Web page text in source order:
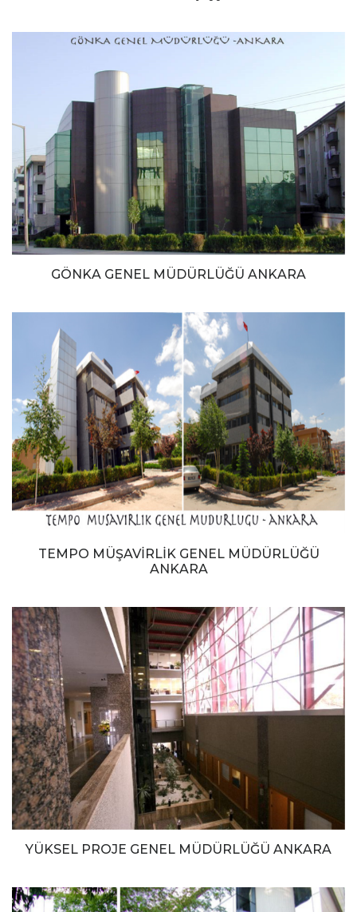
GÖNKA GENEL MÜDÜRLÜĞÜ ANKARA
TEMPO MÜŞAVİRLİK GENEL MÜDÜRLÜĞÜ
ANKARA
YÜKSEL PROJE GENEL MÜDÜRLÜĞÜ ANKARA